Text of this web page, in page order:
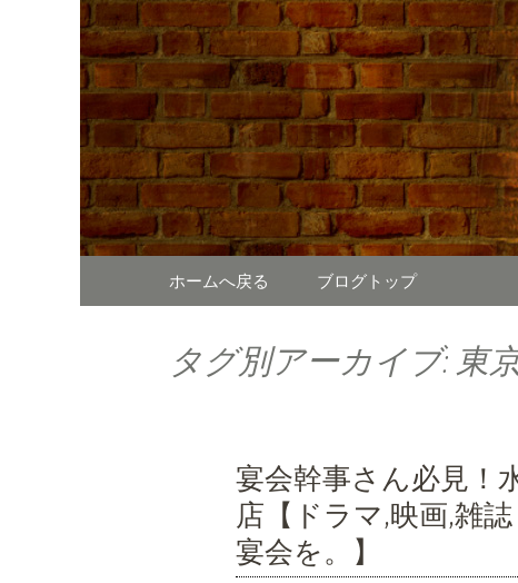
SUNDAY
東京、水道橋駅近くにある
ガーやステーキなどのお料
様なシーンに対応。新着情
コンテンツへ移動
ホームへ戻る ブログトップ
タグ別アーカイブ: 東
宴会幹事さん必見！
店【ドラマ,映画,雑
宴会を。】